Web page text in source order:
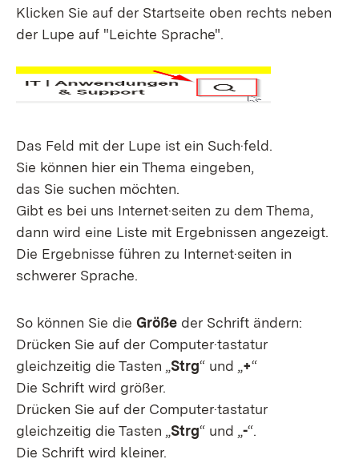
Klicken Sie auf der Startseite oben rechts neben
der Lupe auf "Leichte Sprache".
Das Feld mit der Lupe ist ein Such·feld.
Sie können hier ein Thema eingeben,
das Sie suchen möchten.
Gibt es bei uns Internet·seiten zu dem Thema,
dann wird eine Liste mit Ergebnissen angezeigt.
Die Ergebnisse führen zu Internet·seiten in
schwerer Sprache.
So können Sie die Größe der Schrift ändern:
Drücken Sie auf der Computer·tastatur
gleichzeitig die Tasten „Strg“ und „+“
Die Schrift wird größer.
Drücken Sie auf der Computer·tastatur
gleichzeitig die Tasten „Strg“ und „-“.
Die Schrift wird kleiner.